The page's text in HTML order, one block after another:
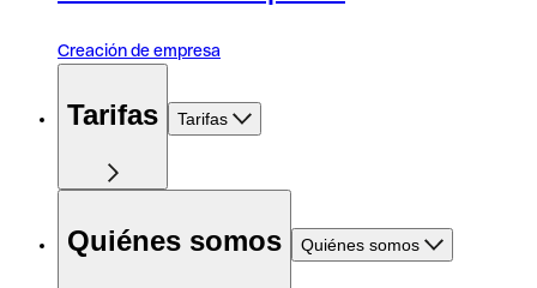
Creación de empresa
Tarifas Tarifas
Quiénes somos Quiénes somos